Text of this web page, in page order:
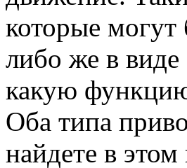
которые
либо же в виде
какую
Оба типа
найдете в этом